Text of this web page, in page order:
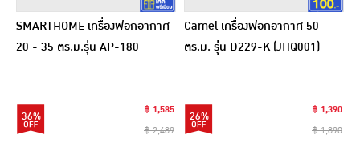
SMARTHOME เครื่องฟอกอากาศ
20 - 35 ตร.ม.รุ่น AP-180
36%
฿ 1,585
฿ 2,489
Camel เครื่องฟอกอากาศ 50
ตร.ม. รุ่น D229-K (JHQ001)
26%
฿ 1,390
฿ 1,890